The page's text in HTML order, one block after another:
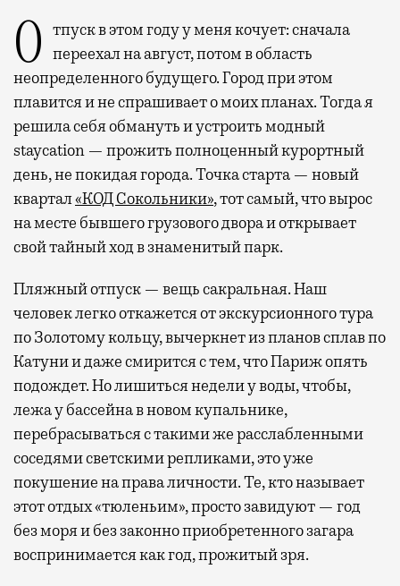
Отпуск в этом году у меня кочует: сначала переехал на август, потом в область
неопределенного будущего. Город при этом
плавится и не спрашивает о моих планах. Тогда я
решила себя обмануть и устроить модный
staycation — прожить полноценный курортный
день, не покидая города. Точка старта — новый
квартал«КОД Сокольники», тот самый, что вырос
на месте бывшего грузового двора и открывает
свой тайный ход в знаменитый парк.
Пляжный отпуск — вещь сакральная. Наш
человек легко откажется от экскурсионного тура
по Золотому кольцу, вычеркнет из планов сплав по
Катуни и даже смирится с тем, что Париж опять
подождет. Но лишиться недели у воды, чтобы,
лежа у бассейна в новом купальнике,
перебрасываться с такими же расслабленными
соседями светскими репликами, это уже
покушение на права личности. Те, кто называет
этот отдых «тюленьим», просто завидуют — год
без моря и без законно приобретенного загара
воспринимается как год, прожитый зря.